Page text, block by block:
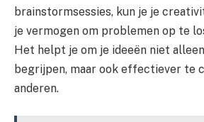
brainstormsessies, kun je je
je vermogen om problemen op te
Het helpt je om je ideeën niet
begrijpen, maar ook effectiever te
anderen.